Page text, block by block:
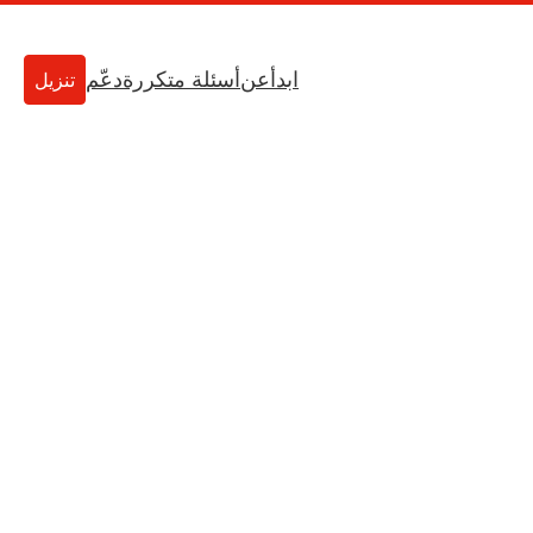
ابدأعنأسئلة متكررةدعّم تنزيل